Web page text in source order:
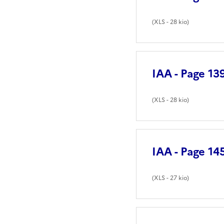
(XLS - 28 kio)
IAA - Page
(XLS - 28 kio)
IAA - Page
(XLS - 27 kio)